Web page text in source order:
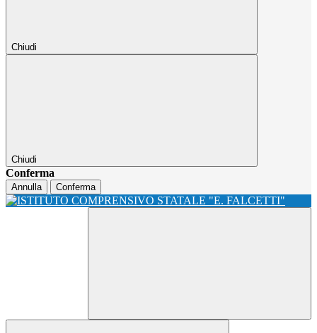
Chiudi
Chiudi
Conferma
Annulla Conferma